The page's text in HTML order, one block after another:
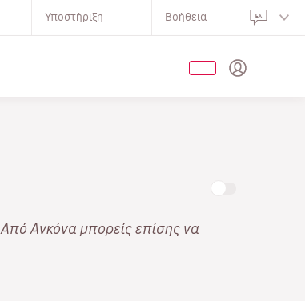
Υποστήριξη Βοήθεια
. Από Ανκόνα μπορείς επίσης να